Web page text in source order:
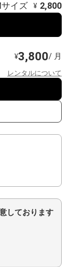
イズ ¥ 2,800
¥3,800/ 月
レンタルについて
しております